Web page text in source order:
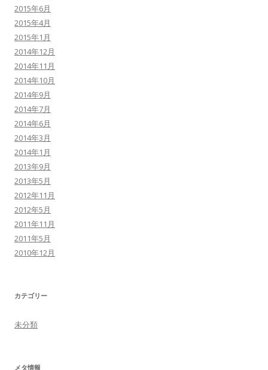
2015年6月
2015年4月
2015年1月
2014年12月
2014年11月
2014年10月
2014年9月
2014年7月
2014年6月
2014年3月
2014年1月
2013年9月
2013年5月
2012年11月
2012年5月
2011年11月
2011年5月
2010年12月
カテゴリー
未分類
メタ情報